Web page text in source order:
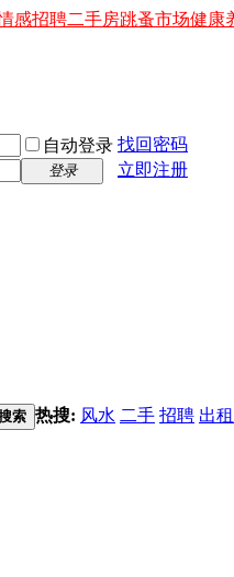
感招聘二手房跳蚤市场健康
自动登录 找回密码
登录
立即注册
索 热搜: 风水 二手 招聘 出租